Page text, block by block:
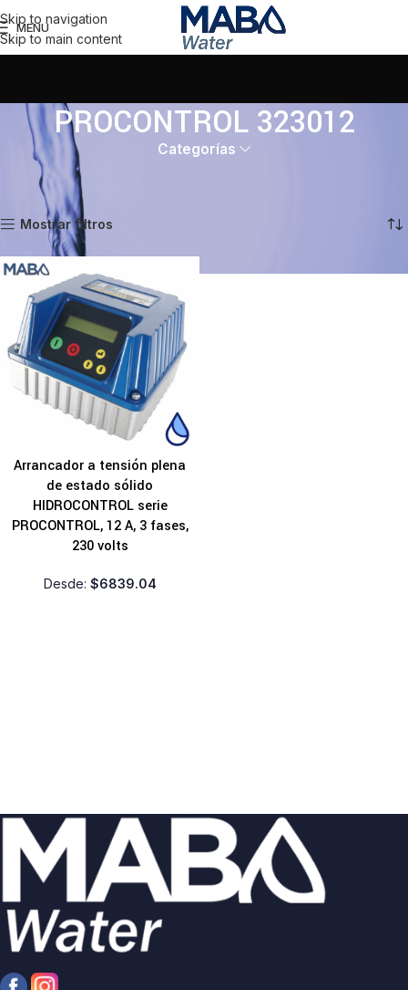
Skip to navigation
Skip to main content
MENU
PROCONTROL 323012
Categorías
Productos etiquetados “PROCONTROL 323012”
Mostrando el único resultado
Mostrar filtros
Arrancador a tensión plena
de estado sólido
HIDROCONTROL serie
PROCONTROL, 12 A, 3 fases,
230 volts
Desde: $6839.04